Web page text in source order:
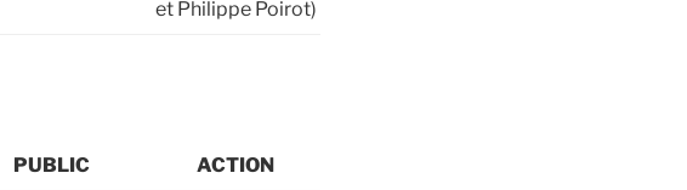
et Philippe Poirot)
PUBLIC ACTION